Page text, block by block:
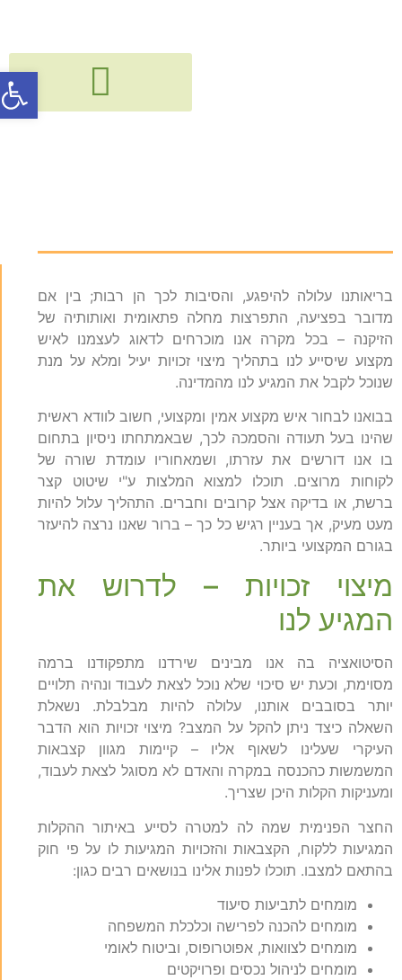
בריאותנו עלולה להיפגע, והסיבות לכך הן רבות; בין אם
מדובר בפציעה, התפרצות מחלה פתאומית ואותותיה של
הזיקנה – בכל מקרה אנו מוכרחים לדאוג לעצמנו לאיש
מקצוע שיסייע לנו בתהליך מיצוי זכויות יעיל ומלא על מנת
שנוכל לקבל את המגיע לנו מהמדינה.
בבואנו לבחור איש מקצוע אמין ומקצועי, חשוב לוודא ראשית
שהינו בעל תעודה והסמכה לכך, שבאמתחתו ניסיון בתחום
בו אנו דורשים את עזרתו, ושמאחוריו עומדת שורה של
לקוחות מרוצים. תוכלו למצוא המלצות ע"י שיטוט קצר
ברשת, או בדיקה אצל קרובים וחברים. התהליך עלול להיות
מעט מעיק, אך בעניין רגיש כל כך – ברור שאנו נרצה להיעזר
בגורם המקצועי ביותר.
מיצוי זכויות – לדרוש את
המגיע לנו
הסיטואציה בה אנו מבינים שירדנו מתפקודנו ברמה
מסוימת, וכעת יש סיכוי שלא נוכל לצאת לעבוד ונהיה תלויים
יותר בסובבים אותנו, עלולה להיות מבלבלת. נשאלת
השאלה כיצד ניתן להקל על המצב? מיצוי זכויות הוא הדבר
העיקרי שעלינו לשאוף אליו – קיימות מגוון קצבאות
המשמשות כהכנסה במקרה והאדם לא מסוגל לצאת לעבוד,
ומעניקות הקלות היכן שצריך.
החצר הפנימית שמה לה למטרה לסייע באיתור ההקלות
המגיעות ללקוח, הקצבאות והזכויות המגיעות לו על פי חוק
בהתאם למצבו. תוכלו לפנות אלינו בנושאים רבים כגון:
מומחים לתביעות סיעוד
מומחים להכנה לפרישה וכלכלת המשפחה
מומחים לצוואות, אפוטרופוס, וביטוח לאומי
מומחים לניהול נכסים ופרויקטים
פתח